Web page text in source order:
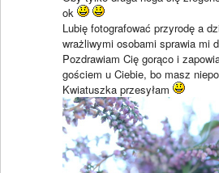
ok
Lubię fotografować przyrodę a
wrażliwymi osobami sprawia mi
Pozdrawiam Cię gorąco i
gościem u Ciebie, bo masz
Kwiatuszka przesyłam